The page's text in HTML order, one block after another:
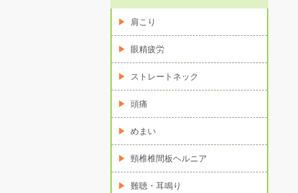
肩こり
眼精疲労
ストレートネック
頭痛
めまい
頸椎椎間板ヘルニア
難聴・耳鳴り